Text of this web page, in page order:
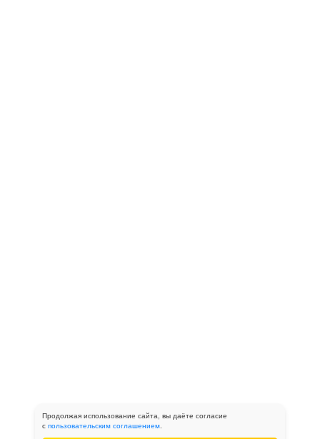
Продолжая использование сайта, вы даёте согласие
с пользовательским соглашением.